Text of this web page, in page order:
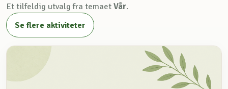
Et tilfeldig utvalg fra temaet Vår.
Se flere aktiviteter